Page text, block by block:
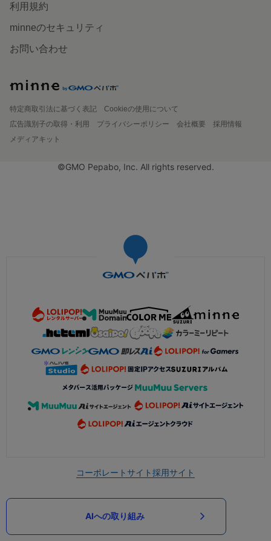
利用規約
minneのセキュリティ
お問い合わせ
特定商取引法に基づく表記
Cookieの使用について
広告識別子の取得・利用
プライバシーポリシー 会社概要
採用情報
メディアキット
©GMO Pepabo, Inc. All rights reserved.
コーポレートサイト採用サイト
AIへの取り組み